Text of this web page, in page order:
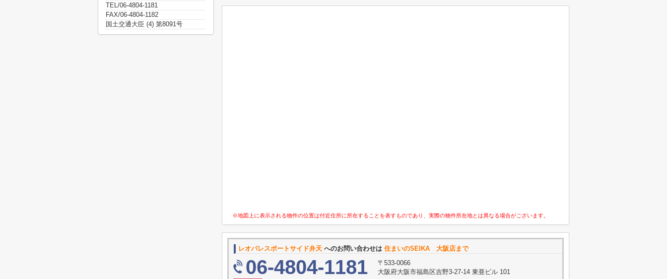
※地図上に表示される物件の位置は付近住所に所在することを表すものであり、実際の物件所在地とは異なる場合がございます。
レオパレスポートサイド弁天 へのお問い合わせは 住まいのSEIKA 大阪店まで
06-4804-1181
〒533-0066
大阪府大阪市福島区吉野3-27-14 東亜ビル 101
TEL/06-4804-1181
FAX/06-4804-1182
国土交通大臣 (4) 第8091号